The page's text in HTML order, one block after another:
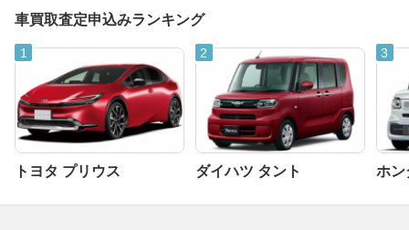
車買取査定申込みランキング
トヨタ プリウス ダイハツ タント ホン